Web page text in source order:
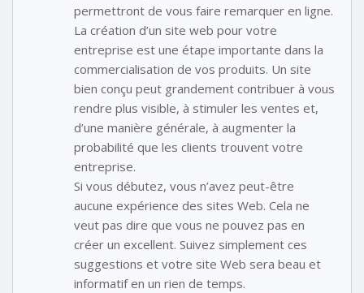
permettront de vous faire remarquer en ligne.
La création d’un site web pour votre
entreprise est une étape importante dans la
commercialisation de vos produits. Un site
bien conçu peut grandement contribuer à vous
rendre plus visible, à stimuler les ventes et,
d’une manière générale, à augmenter la
probabilité que les clients trouvent votre
entreprise.
Si vous débutez, vous n’avez peut-être
aucune expérience des sites Web. Cela ne
veut pas dire que vous ne pouvez pas en
créer un excellent. Suivez simplement ces
suggestions et votre site Web sera beau et
informatif en un rien de temps.